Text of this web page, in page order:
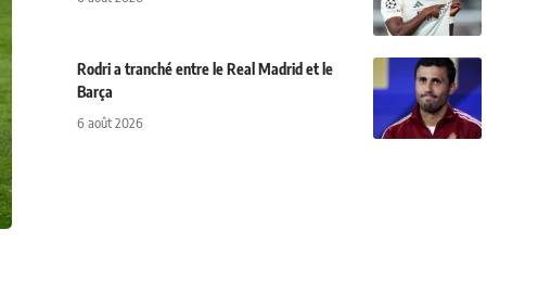
Rodri a tranché entre le Real Madrid et le
Barça
6 août 2026